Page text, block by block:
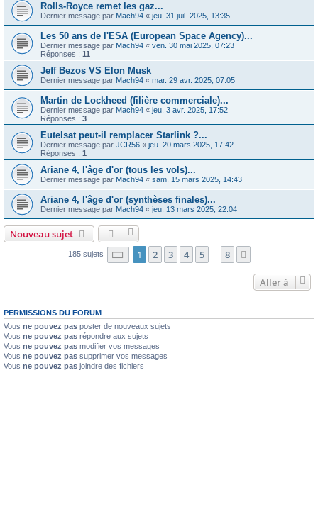
Rolls-Royce remet les gaz...
Dernier message par Mach94 « jeu. 31 juil. 2025, 13:35
Les 50 ans de l'ESA (European Space Agency)...
Dernier message par Mach94 « ven. 30 mai 2025, 07:23
Réponses : 11
Jeff Bezos VS Elon Musk
Dernier message par Mach94 « mar. 29 avr. 2025, 07:05
Martin de Lockheed (filière commerciale)...
Dernier message par Mach94 « jeu. 3 avr. 2025, 17:52
Réponses : 3
Eutelsat peut-il remplacer Starlink ?...
Dernier message par JCR56 « jeu. 20 mars 2025, 17:42
Réponses : 1
Ariane 4, l'âge d'or (tous les vols)...
Dernier message par Mach94 « sam. 15 mars 2025, 14:43
Ariane 4, l'âge d'or (synthèses finales)...
Dernier message par Mach94 « jeu. 13 mars 2025, 22:04
Nouveau sujet
185 sujets Page 1sur8
1 2 3 4 5 8
Aller à
PERMISSIONS DU FORUM
Vous ne pouvez pas poster de nouveaux sujets
Vous ne pouvez pas répondre aux sujets
Vous ne pouvez pas modifier vos messages
Vous ne pouvez pas supprimer vos messages
Vous ne pouvez pas joindre des fichiers